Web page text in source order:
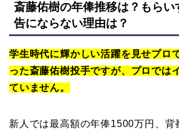
斎藤佑樹の年俸推移は？もらい
告にならない理由は？
学生時代に輝かしい活躍を見せプロ
った斎藤佑樹投手ですが、プロでは
ていません。
新人では最高額の年俸1500万円、背